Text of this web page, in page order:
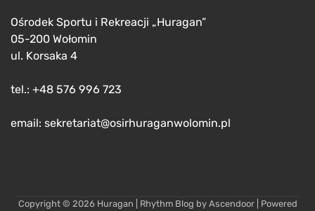
Ośrodek Sportu i Rekreacji „Huragan”
05-200 Wołomin
ul. Korsaka 4
tel.: +48 576 996 723
email: sekretariat@osirhuraganwolomin.pl
Copyright © 2026 Huragan | Rhythm Blog by Ascendoor| Powered